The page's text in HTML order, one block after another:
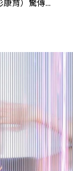
育）驚傳...